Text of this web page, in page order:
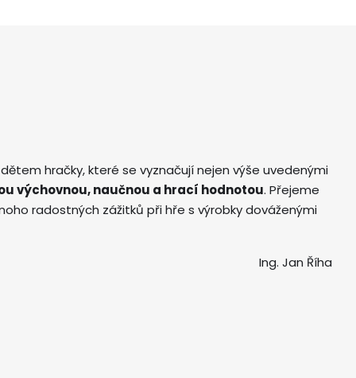
hračky, které se vyznačují nejen výše uvedenými
výchovnou, naučnou a hrací hodnotou. Přejeme
radostných zážitků při hře s výrobky dováženými
Ing. Jan Říha